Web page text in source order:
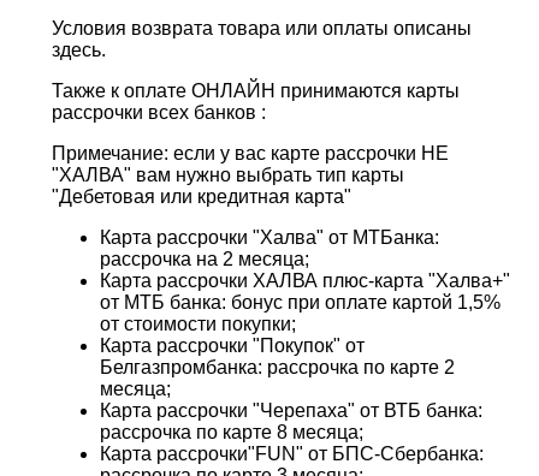
Условия возврата товара или оплаты описаны
здесь.
Также к оплате ОНЛАЙН принимаются карты
рассрочки всех банков :
Примечание: если у вас карте рассрочки НЕ
"ХАЛВА" вам нужно выбрать тип карты
"Дебетовая или кредитная карта"
Карта рассрочки "Халва" от МТБанка:
рассрочка на 2 месяца;
Карта рассрочки ХАЛВА плюс-карта "Халва+"
от МТБ банка: бонус при оплате картой 1,5%
от стоимости покупки;
Карта рассрочки "Покупок" от
Белгазпромбанка: рассрочка по карте 2
месяца;
Карта рассрочки "Черепаха" от ВТБ банка:
рассрочка по карте 8 месяца;
Карта рассрочки"FUN" от БПС-Сбербанка: